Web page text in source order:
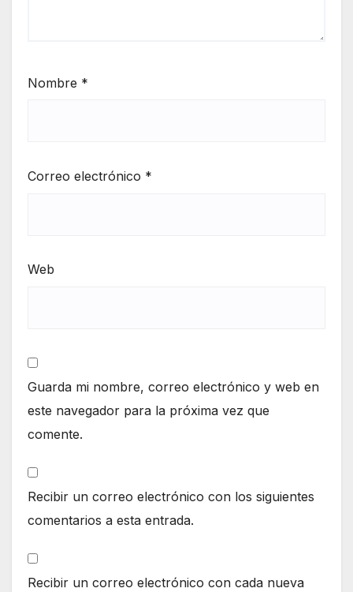
Nombre *
Correo electrónico *
Web
Guarda mi nombre, correo electrónico y web en
este navegador para la próxima vez que
comente.
Recibir un correo electrónico con los siguientes
comentarios a esta entrada.
Recibir un correo electrónico con cada nueva